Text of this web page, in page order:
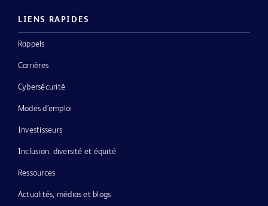
LIENS RAPIDES
Rappels
Carrières
Cybersécurité
Modes d’emploi
Investisseurs
Inclusion, diversité et équité
Ressources
Actualités, médias et blogs